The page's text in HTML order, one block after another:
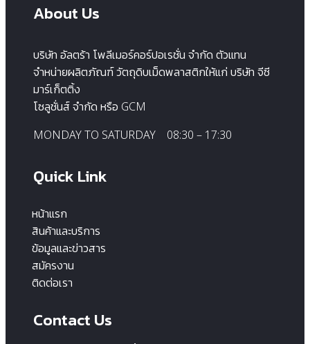
About Us
บริษัท อัลตร้า โพลีเมอร์คอร์ปอเรชั่น จำกัด ตัวแทน
จำหน่ายผลิตภัณฑ์ วัตถุดิบเม็ดพลาสติกให้แก่ บริษัท จีซี
มาร์เก็ตติ้ง
โซลูชั่นส์ จำกัด หรือ GCM
MONDAY TO SATURDAY 08:30 – 17:30
Quick Link
หน้าแรก
สินค้าและบริการ
ข้อมูลและข่าวสาร
สมัครงาน
ติดต่อเรา
Contact Us